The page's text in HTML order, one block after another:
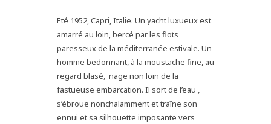
Eté 1952, Capri, Italie. Un yacht luxueux est
amarré au loin, bercé par les flots
paresseux de la méditerranée estivale. Un
homme bedonnant, à la moustache fine, au
regard blasé, nage non loin de la
fastueuse embarcation. Il sort de l’eau ,
s’ébroue nonchalamment et traîne son
ennui et sa silhouette imposante vers